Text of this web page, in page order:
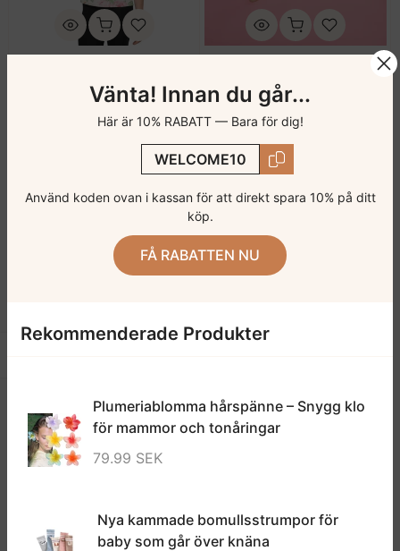
Vänta! Innan du går...
Här är 10% RABATT — Bara för dig!
WELCOME10
Använd koden ovan i kassan för att direkt spara 10% på ditt
köp.
FÅ RABATTEN NU
Rekommenderade Produkter
Plumeriablomma hårspänne – Snygg klo
för mammor och tonåringar
79.99 SEK
Nya kammade bomullsstrumpor för
baby som går över knäna
Blommig Baddräkt för Barn med Rosa Rosor
Blommiga Leggings för Barn med Rosa Rosor